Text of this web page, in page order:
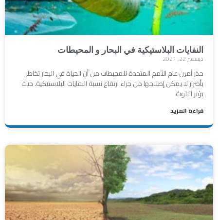
النفايات البلاستيكية في البحار و المحيطات
ديسمبر 22, 2021
حذر أمين عام الأمم المتحدة للمحيطات من أن الحياة في البحار تخاطر
بأضرار لا يمكن إصلاحها من جراء ارتفاع نسبة النفايات البلاستيكية. حيث
يؤثر التلوث
قراءة المزيد